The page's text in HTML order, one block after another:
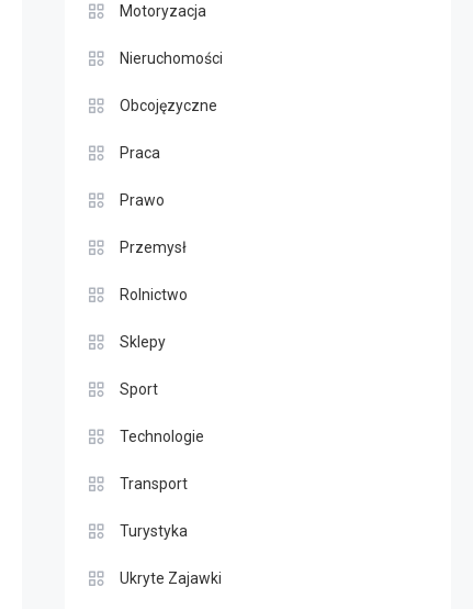
Motoryzacja
Nieruchomości
Obcojęzyczne
Praca
Prawo
Przemysł
Rolnictwo
Sklepy
Sport
Technologie
Transport
Turystyka
Ukryte Zajawki